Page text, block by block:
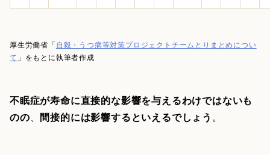
厚生労働省「自殺・うつ病等対策プロジェクトチームとりまとめについ
て 」をもとに執筆者作成
不眠症が寿命に直接的な影響を与えるわけではないも
のの、 間接的には影響するといえるでしょう 。